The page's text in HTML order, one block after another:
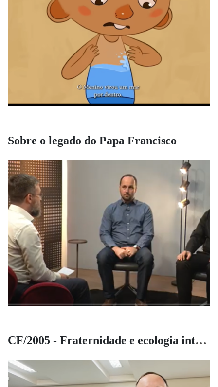
Sobre o legado do Papa Francisco
CF/2005 - Fraternidade e ecologia integral